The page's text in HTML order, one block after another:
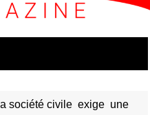
société civile exige une